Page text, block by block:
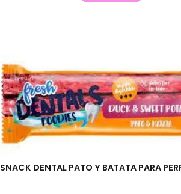
SNACK DENTAL PATO Y BATATA PARA